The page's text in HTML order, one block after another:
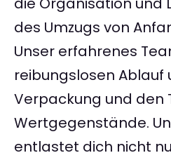
des Umzugs von
Unser erfahrenes
reibungslosen Ablauf
Verpackung und den
Wertgegenstände.
entlastet dich nicht